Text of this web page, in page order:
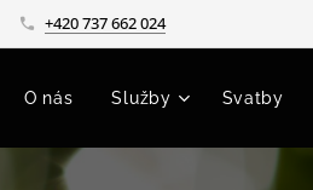
+420 737 662 024
O nás Služby Svatby